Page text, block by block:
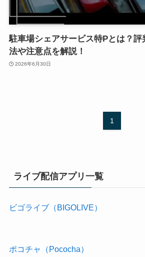
駐車場シェアサービス特Pとは？
法や注意点を解説！
2026年6月30日
1
ライブ配信アプリ一覧
ビゴライブ（BIGOLIVE）
ポコチャ（Pococha）